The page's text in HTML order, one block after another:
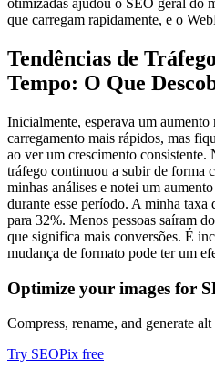
otimizadas ajudou o SEO geral do
que carregam rapidamente, e o
Tendências de
Tempo: O Que
Inicialmente, esperava um
carregamento mais rápidos, mas
ao ver um crescimento consistente.
tráfego continuou a subir de forma
minhas análises e notei um
durante esse período. A minha
para 32%. Menos pessoas saíram
que significa mais conversões. É
mudança de formato pode ter um
Optimize your images for
Compress, rename, and generate
Try SEOPix free